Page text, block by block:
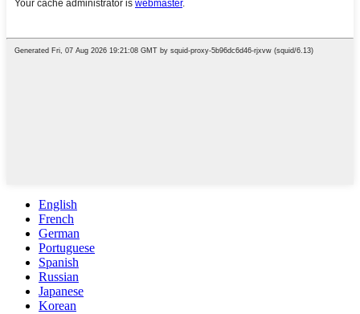
English
French
German
Portuguese
Spanish
Russian
Japanese
Korean